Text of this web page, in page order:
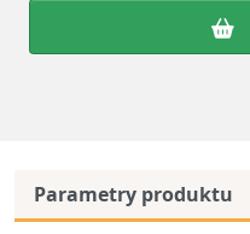
Parametry produktu